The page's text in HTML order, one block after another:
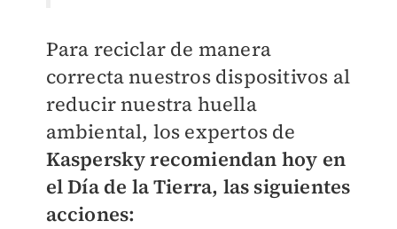
Para reciclar de manera
correcta nuestros dispositivos al
reducir nuestra huella
ambiental, los expertos de
Kaspersky recomiendan hoy en
el Día de la Tierra, las siguientes
acciones: